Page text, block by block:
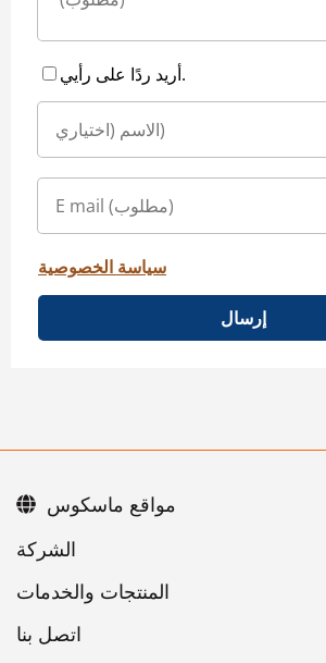
أريد ردًا على رأيي.
سياسة الخصوصية
إرسال
اتصل بنا
مواقع ماسكوس